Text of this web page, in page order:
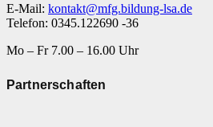
E-Mail: kontakt@mfg.bildung-lsa.de
Telefon: 0345.122690 -36
Mo – Fr 7.00 – 16.00 Uhr
Partnerschaften